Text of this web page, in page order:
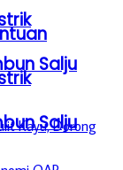
Salju
Salju